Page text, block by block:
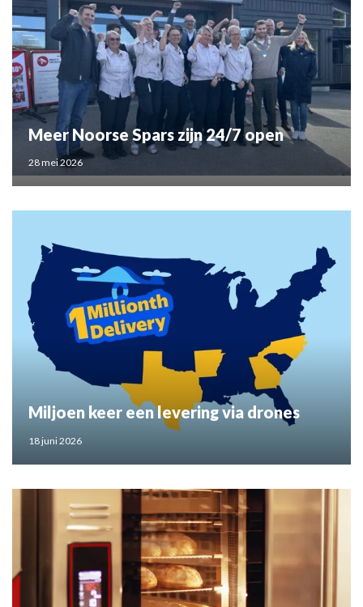
Meer Noorse Spars zijn 24/7 open
28 mei 2026
Miljoen keer een levering via drones
18 juni 2026